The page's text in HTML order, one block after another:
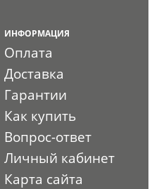
ИНФОРМАЦИЯ
Оплата
Доставка
Гарантии
Как купить
Вопрос-ответ
Личный кабинет
Карта сайта